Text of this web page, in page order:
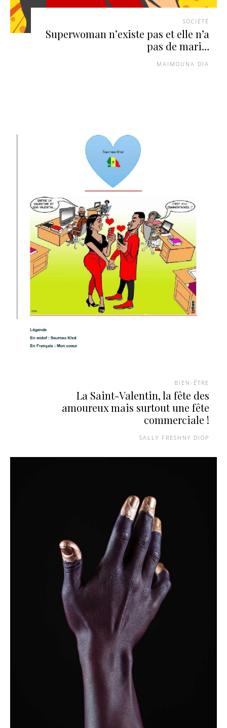
SOCIÉTÉ
Superwoman n’existe pas et elle n’a
pas de mari…
MAIMOUNA DIA
BIEN-ÊTRE
La Saint-Valentin, la fête des
amoureux mais surtout une fête
commerciale !
SALLY FRESHNY DIOP